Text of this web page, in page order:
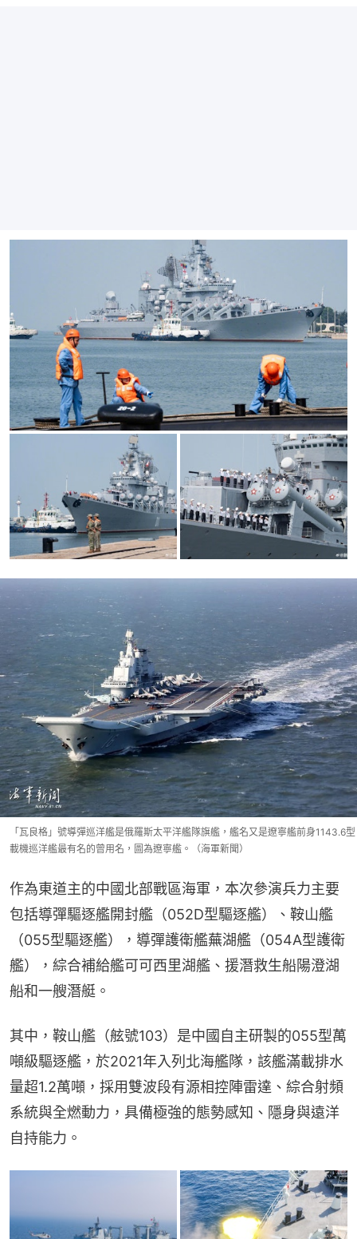
「瓦良格」號導彈巡洋艦是俄羅斯太平洋艦隊旗艦，艦名又是遼寧艦前身1143.6型
載機巡洋艦最有名的曾用名，圖為遼寧艦。（海軍新聞）
作為東道主的中國北部戰區海軍，本次參演兵力主要
包括導彈驅逐艦開封艦（052D型驅逐艦）、鞍山艦
（055型驅逐艦），導彈護衛艦蕪湖艦（054A型護衛
艦），綜合補給艦可可西里湖艦、援潛救生船陽澄湖
船和一艘潛艇。
其中，鞍山艦（舷號103）是中國自主研製的055型萬
噸級驅逐艦，於2021年入列北海艦隊，該艦滿載排水
量超1.2萬噸，採用雙波段有源相控陣雷達、綜合射頻
系統與全燃動力，具備極強的態勢感知、隱身與遠洋
自持能力。